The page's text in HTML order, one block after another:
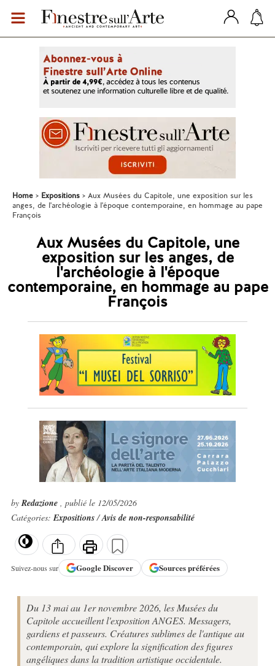
Home Expositions
Aux Musées du Capitole, une exposition sur les
anges, de l'archéologie à l'époque contemporaine, en hommage au pape
François
Aux Musées du Capitole, une
exposition sur les anges, de
l'archéologie à l'époque
contemporaine, en hommage au pape
François
byRedazione , publié le 12/05/2026
Catégories:Expositions/Avis de non-responsabilité
Suivez-nous sur GoogleDiscover Sources préférées
Du 13 mai au 1er novembre 2026, les Musées du
Capitole accueillent l'exposition ANGES. Messagers,
gardiens et passeurs. Créatures sublimes de l'antique au
contemporain, qui explore la signification des figures
angéliques dans la tradition artistique occidentale.